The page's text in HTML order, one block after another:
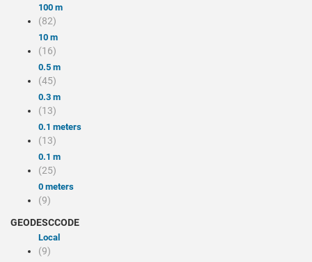
100 m
(82)
10 m
(16)
0.5 m
(45)
0.3 m
(13)
0.1 meters
(13)
0.1 m
(25)
0 meters
(9)
GEODESCCODE
local
(9)